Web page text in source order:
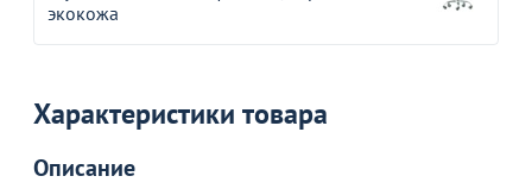
экокожа
Характеристики товара
Описание